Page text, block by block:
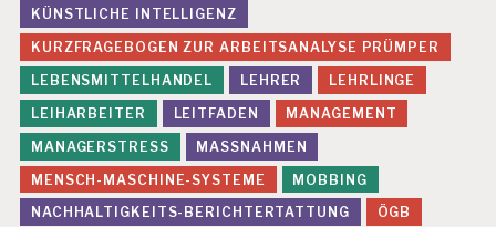
O
N
A
L
A
R
B
EI
T
P
KÜNSTLICHE INTELLIGENZ
KURZFRAGEBOGEN ZUR ARBEITSANALYSE PRÜMPER
LEBENSMITTELHANDEL
LEHRER
LEHRLINGE
LEIHARBEITER
LEITFADEN
MANAGEMENT
MANAGERSTRESS
MASSNAHMEN
MENSCH-MASCHINE-SYSTEME
MOBBING
NACHHALTIGKEITS-BERICHTERTATTUNG
ÖGB